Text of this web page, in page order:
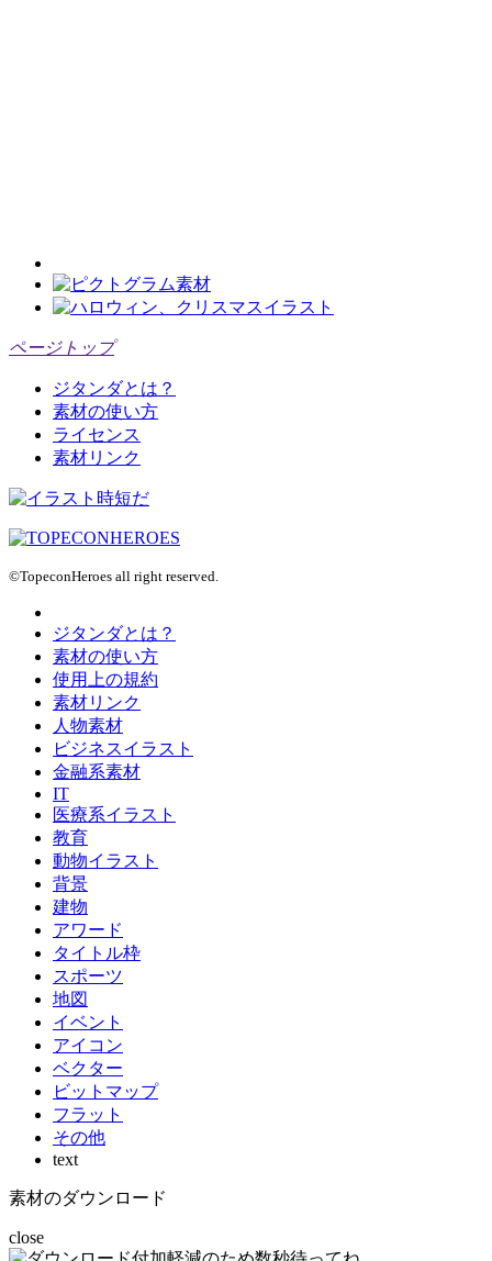
ページトップ
ジタンダとは？
素材の使い方
ライセンス
素材リンク
©TopeconHeroes all right reserved.
ジタンダとは？
素材の使い方
使用上の規約
素材リンク
人物素材
ビジネスイラスト
金融系素材
IT
医療系イラスト
教育
動物イラスト
背景
建物
アワード
タイトル枠
スポーツ
地図
イベント
アイコン
ベクター
ビットマップ
フラット
その他
text
素材のダウンロード
close